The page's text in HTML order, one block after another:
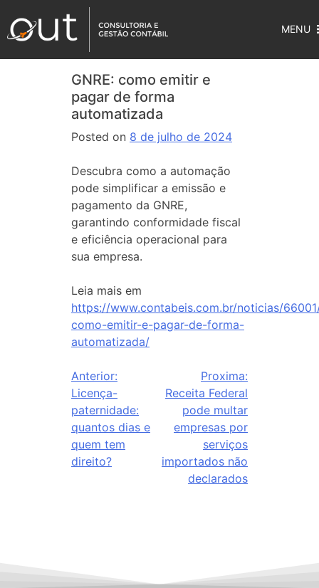
MENU
GNRE: como emitir e
pagar de forma
automatizada
Posted on 8 de julho de 2024
Descubra como a automação
pode simplificar a emissão e
pagamento da GNRE,
garantindo conformidade fiscal
e eficiência operacional para
sua empresa.
Leia mais em
https://www.contabeis.com.br/noticias/
como-emitir-e-pagar-de-forma-
automatizada/
Anterior:
Licença-
paternidade:
quantos dias e
quem tem
direito?
Proxima:
Receita Federal
pode multar
empresas por
serviços
importados não
declarados